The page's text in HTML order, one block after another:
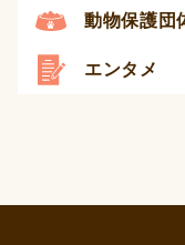
動物保護団
エンタメ